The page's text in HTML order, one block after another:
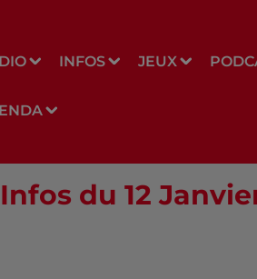
INFOS JEUX
du 12